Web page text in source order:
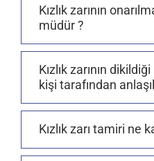
Kızlık zarının
müdür ?
Kızlık zarının
kişi tarafından
Kızlık zarı tamiri ne